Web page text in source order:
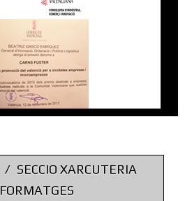
SECCIO XARCUTERIA
FORMATGES